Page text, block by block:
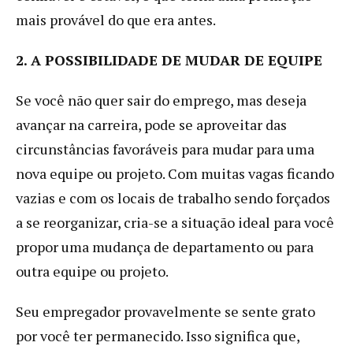
mais provável do que era antes.
2. A POSSIBILIDADE DE MUDAR DE EQUIPE
Se você não quer sair do emprego, mas deseja
avançar na carreira, pode se aproveitar das
circunstâncias favoráveis para mudar para uma
nova equipe ou projeto. Com muitas vagas ficando
vazias e com os locais de trabalho sendo forçados
a se reorganizar, cria-se a situação ideal para você
propor uma mudança de departamento ou para
outra equipe ou projeto.
Seu empregador provavelmente se sente grato
por você ter permanecido. Isso significa que,